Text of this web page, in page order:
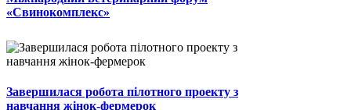
«Свинокомплекс»
Завершилася робота пілотного проекту з
навчання жінок-фермерок